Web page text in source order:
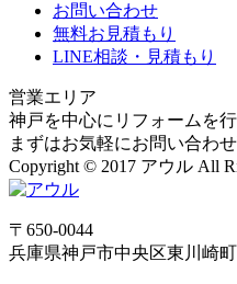
お問い合わせ
無料お見積もり
LINE相談・見積もり
営業エリア
神戸を中心にリフォームを行
まずはお気軽にお問い合わせ
Copyright © 2017 アウル All
〒650-0044
兵庫県神戸市中央区東川崎